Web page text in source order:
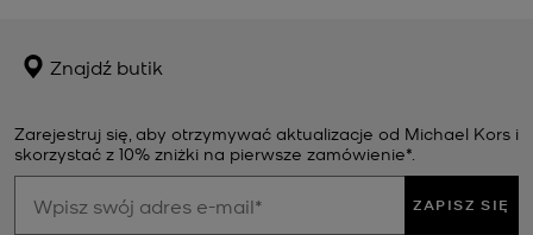
Znajdź butik
Zarejestruj się, aby otrzymywać aktualizacje od Michael Kors i
skorzystać z 10% zniżki na pierwsze zamówienie*.
ZAPISZ SIĘ